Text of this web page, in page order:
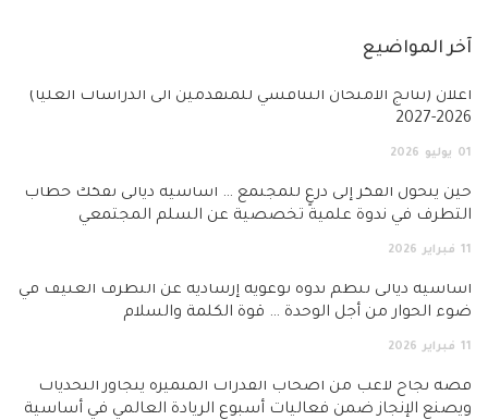
آخر المواضيع
أعلان (نتائج الامتحان التنافسي للمتقدمين الى الدراسات العليا)
2026-2027
01 يوليو 2026
حين يتحول الفكر إلى درعٍ للمجتمع … أساسية ديالى تفكك خطاب
التطرف في ندوة علمية تخصصية عن السلم المجتمعي
11 فبراير 2026
أساسية ديالى تنظم ندوة توعوية إرشادية عن التطرف العنيف في
ضوء الحوار من أجل الوحدة … قوة الكلمة والسلام
11 فبراير 2026
قصة نجاح لاعب من أصحاب القدرات المتميزة يتجاوز التحديات
ويصنع الإنجاز ضمن فعاليات أسبوع الريادة العالمي في أساسية